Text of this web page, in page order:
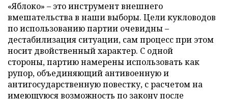
«Яблоко» – это инструмент внешнего
вмешательства в наши выборы. Цели кукловодов
по использованию партии очевидны –
дестабилизация ситуации, сам процесс при этом
носит двойственный характер. С одной
стороны, партию намерены использовать как
рупор, объединяющий антивоенную и
антигосударственную повестку, с расчетом на
имеющуюся возможность по закону после